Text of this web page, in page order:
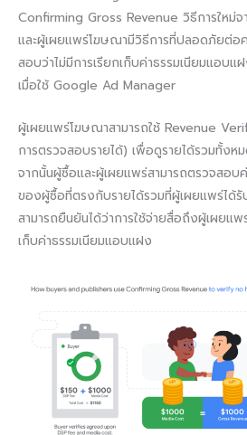
Confirming Gross Revenue วิธีการใหม่
และผู้เผยแพร่โฆษณามีวิธีการที่ปลอดภัยต่อ
สอบว่าไม่มีการเรียกเก็บค่าธรรมเนียมแอบ
เมื่อใช้ Google Ad Manager
ผู้เผยแพร่โฆษณาสามารถใช้ Revenue
การตรวจสอบรายได้) เพื่อดูรายได้รวมทั้งห
จากนั้นผู้ซื้อและผู้เผยแพร่สามารถตรวจสอบ
ของผู้ซื้อที่ตรงกับรายได้รวมที่ผู้เผยแพร่ได้
สามารถยืนยันได้ว่าการใช้จ่ายสื่อถึงผู้เผยแพ
เก็บค่าธรรมเนียมแอบแฝง